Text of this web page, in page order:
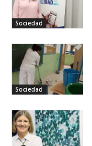
Sociedad
Sociedad